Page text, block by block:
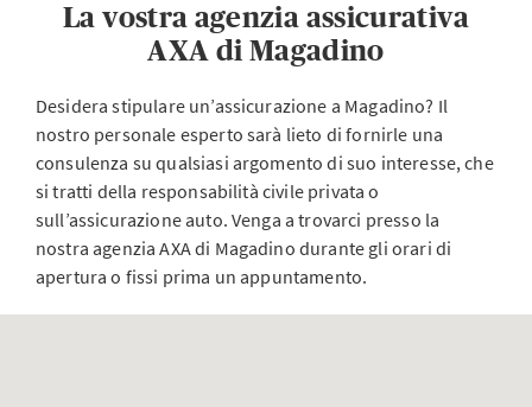
La vostra agenzia assicurativa
AXA di Magadino
Desidera stipulare un’assicurazione a Magadino? Il
nostro personale esperto sarà lieto di fornirle una
consulenza su qualsiasi argomento di suo interesse, che
si tratti della responsabilità civile privata o
sull’assicurazione auto. Venga a trovarci presso la
nostra agenzia AXA di Magadino durante gli orari di
apertura o fissi prima un appuntamento.